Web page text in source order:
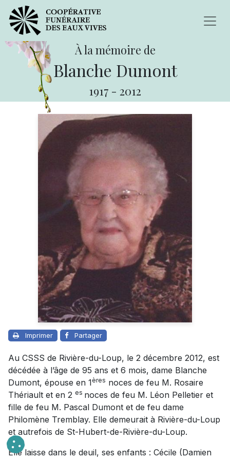
À la mémoire de
Blanche Dumont
1917 - 2012
Imprimer Partager
Au CSSS de Rivière-du-Loup, le 2 décembre 2012, est
décédée à l’âge de 95 ans et 6 mois, dame Blanche
Dumont, épouse en 1ères noces de feu M. Rosaire
Thériault et en 2 es noces de feu M. Léon Pelletier et
fille de feu M. Pascal Dumont et de feu dame
Philomène Tremblay. Elle demeurait à Rivière-du-Loup
et autrefois de St-Hubert-de-Rivière-du-Loup.
Elle laisse dans le deuil, ses enfants : Cécile (Damien